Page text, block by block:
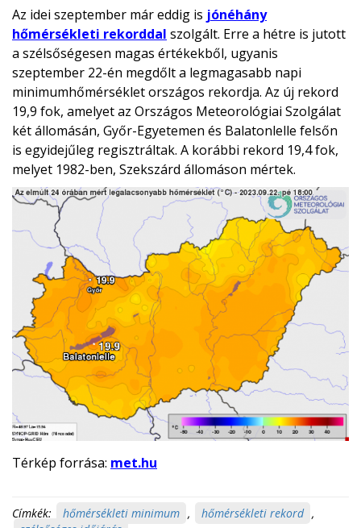
Az idei szeptember már eddig is jónéhány
hőmérsékleti rekorddal szolgált. Erre a hétre is jutott
a szélsőségesen magas értékekből, ugyanis
szeptember 22-én megdőlt a legmagasabb napi
minimumhőmérséklet országos rekordja. Az új rekord
19,9 fok, amelyet az Országos Meteorológiai Szolgálat
két állomásán, Győr-Egyetemen és Balatonlelle felsőn
is egyidejűleg regisztráltak. A korábbi rekord 19,4 fok,
melyet 1982-ben, Szekszárd állomáson mértek.
Térkép forrása: met.hu
Címkék: hőmérsékleti minimum , hőmérsékleti rekord ,